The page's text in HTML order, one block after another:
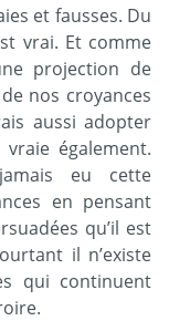
et fausses. Du
vrai. Et comme
projection de
nos croyances
aussi adopter
également.
eu cette
en pensant
qu’il est
il n’existe
qui continuent